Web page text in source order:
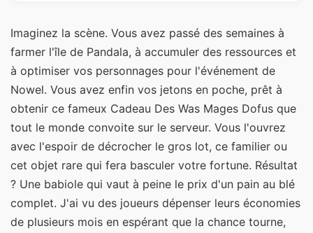
Imaginez la scène. Vous avez passé des semaines à
farmer l'île de Pandala, à accumuler des ressources et
à optimiser vos personnages pour l'événement de
Nowel. Vous avez enfin vos jetons en poche, prêt à
obtenir ce fameux Cadeau Des Was Mages Dofus que
tout le monde convoite sur le serveur. Vous l'ouvrez
avec l'espoir de décrocher le gros lot, ce familier ou
cet objet rare qui fera basculer votre fortune. Résultat
? Une babiole qui vaut à peine le prix d'un pain au blé
complet. J'ai vu des joueurs dépenser leurs économies
de plusieurs mois en espérant que la chance tourne,